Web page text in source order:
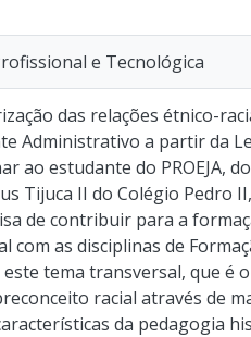
e Tecnológica
das relações étnico-
Administrativo a partir da
ao estudante do PROEJA,
Tijuca II do Colégio
de contribuir para a
com as disciplinas de
tema transversal, que é
racial através de
da pedagogia